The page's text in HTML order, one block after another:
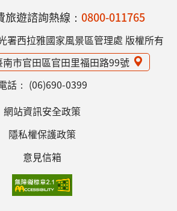
遊諮詢熱線： 0800-011765
署西拉雅國家風景區管理處 版權所有
市官田區官田里福田路99號
話： (06)690-0399
網站資訊安全政策
隱私權保護政策
意見信箱